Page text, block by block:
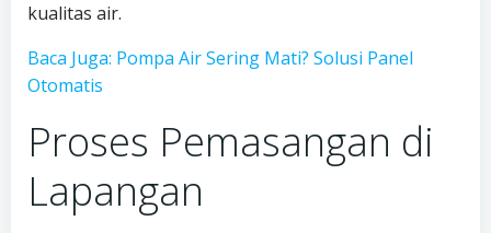
kualitas air.
Baca Juga: Pompa Air Sering Mati? Solusi Panel
Otomatis
Proses Pemasangan di
Lapangan